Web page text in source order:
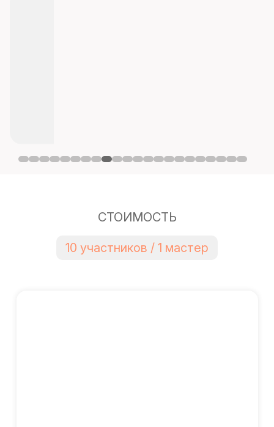
СТОИМОСТЬ
10 участников / 1 мастер